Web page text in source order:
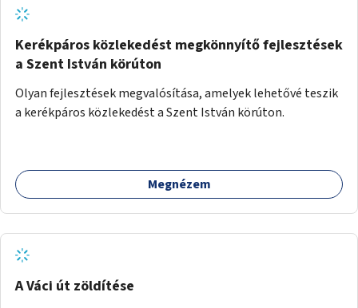
Kerékpáros közlekedést megkönnyítő fejlesztések
a Szent István körúton
Olyan fejlesztések megvalósítása, amelyek lehetővé teszik
a kerékpáros közlekedést a Szent István körúton.
Megnézem
A Váci út zöldítése